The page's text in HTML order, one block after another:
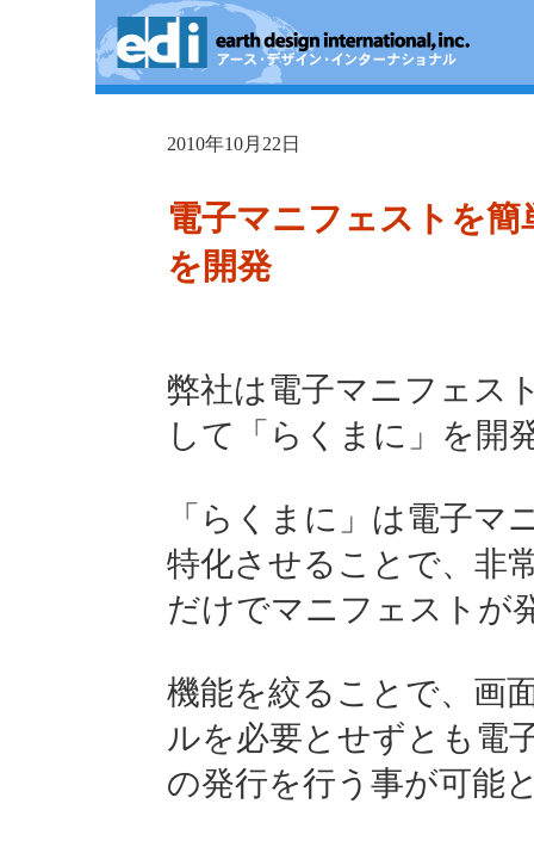
2010年10月22日
電子マニフェストを
を開発
弊社は電子マニフェス
して「らくまに」を開
「らくまに」は電子マ
特化させることで、非
だけでマニフェストが
機能を絞ることで、画
ルを必要とせずとも電
の発行を行う事が可能